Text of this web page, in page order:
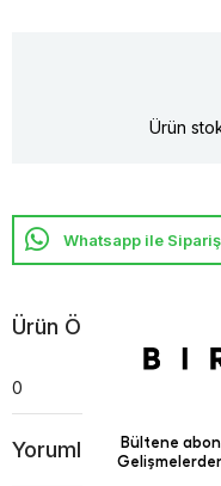
Ürün
Whatsapp ile
Ürün Özellikleri
0
Yorumlar (0)